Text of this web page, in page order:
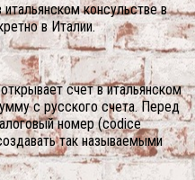
консульстве в
в Италии.
счет в итальянском
с русского счета. Перед
номер (codice
так называемыми